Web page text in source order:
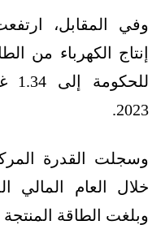
وفي المقابل،
إنتاج الكهرباء من
2023.
وسجلت القدرة
وبلغت الطاقة المنتجة منها 15.45